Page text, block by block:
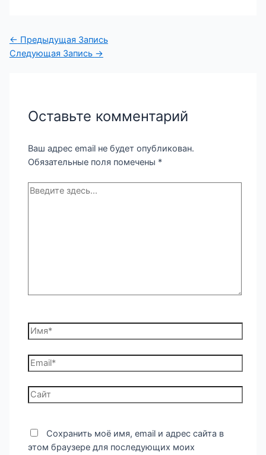
← Предыдущая Запись
Следующая Запись →
Оставьте комментарий
Ваш адрес email не будет опубликован.
Обязательные поля помечены *
Введите
Имя*
Email*
Сайт
Сохранить моё имя, email и адрес сайта в
этом браузере для последующих моих